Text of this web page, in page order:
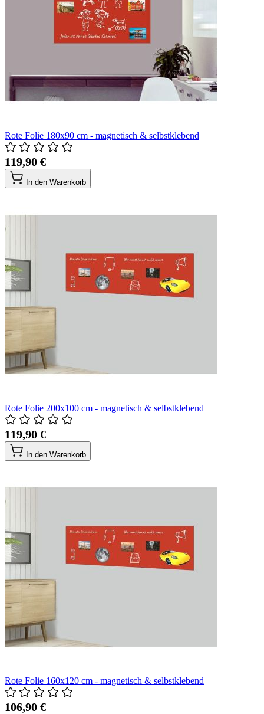
Rote Folie 180x90 cm - magnetisch & selbstklebend
119,90 €
In den Warenkorb
Rote Folie 200x100 cm - magnetisch & selbstklebend
119,90 €
In den Warenkorb
Rote Folie 160x120 cm - magnetisch & selbstklebend
106,90 €